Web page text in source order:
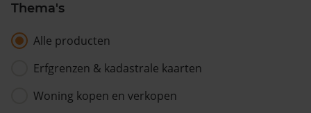
Thema's
Alle producten
Erfgrenzen & kadastrale kaarten
Woning kopen en verkopen